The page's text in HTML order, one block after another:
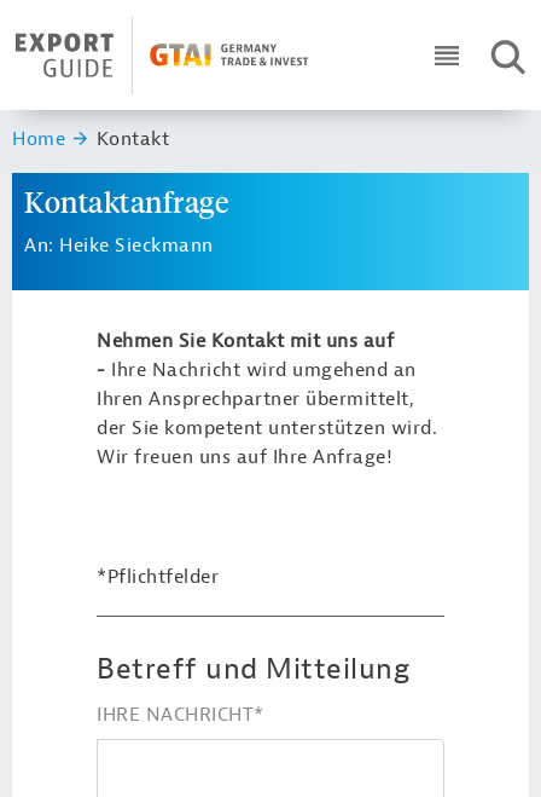
Header Logo
ICON
Sie sind hier:
Home Kontakt
Kontaktanfrage
An: Heike Sieckmann
Nehmen Sie Kontakt mit uns auf
- Ihre Nachricht wird umgehend an
Ihren Ansprechpartner übermittelt,
der Sie kompetent unterstützen wird.
Wir freuen uns auf Ihre Anfrage!
*Pflichtfelder
Betreff und Mitteilung
IHRE NACHRICHT*